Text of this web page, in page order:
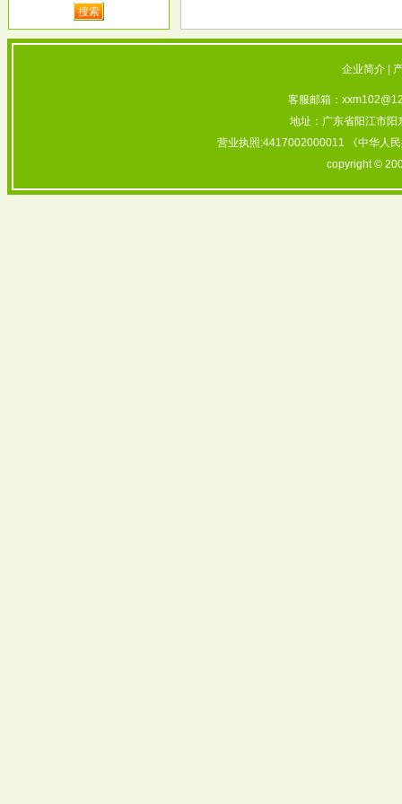
企业简介|
客服邮箱：
地址：广东省阳江市
营业执照:4417002000011 《中华人
copyright ©